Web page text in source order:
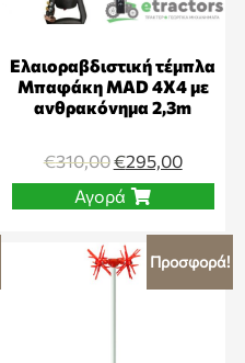
Ελαιοραβδιστική τέμπλα
Μπαφάκη MAD 4Χ4 με
ανθρακόνημα 2,3m
€310,00€295,00
Αγορά
Προσφορά!